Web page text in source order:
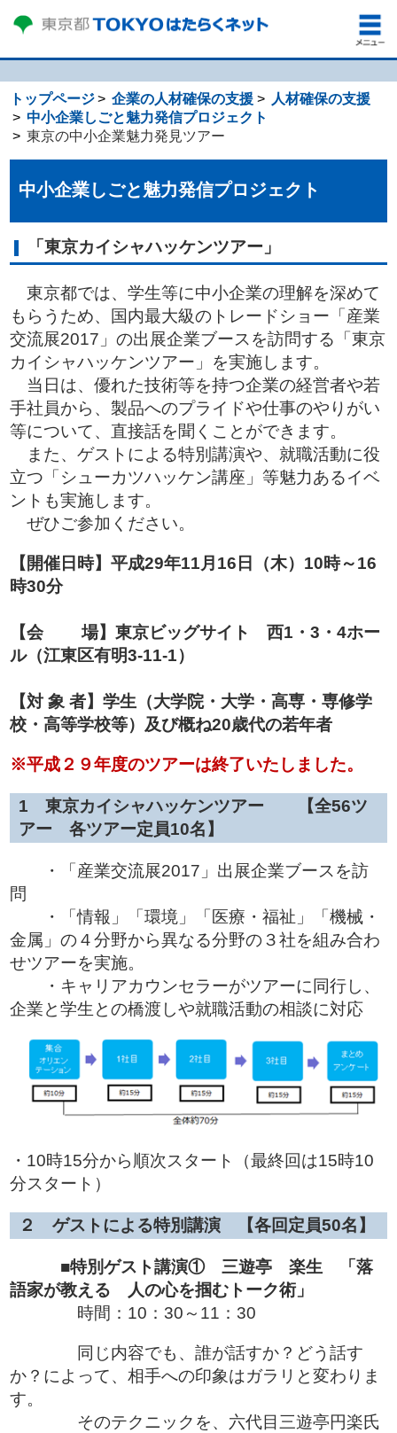
トップページ 企業の人材確保の支援
人材確保の支援
中小企業しごと魅力発信プロジェクト
東京の中小企業魅力発見ツアー
中小企業しごと魅力発信プロジェクト
「東京カイシャハッケンツアー」
東京都では、学生等に中小企業の理解を深めて
もらうため、国内最大級のトレードショー「産業
交流展2017」の出展企業ブースを訪問する「東京
カイシャハッケンツアー」を実施します。
当日は、優れた技術等を持つ企業の経営者や若
手社員から、製品へのプライドや仕事のやりがい
等について、直接話を聞くことができます。
また、ゲストによる特別講演や、就職活動に役
立つ「シューカツハッケン講座」等魅力あるイベ
ントも実施します。
ぜひご参加ください。
【開催日時】平成29年11月16日（木）10時～16
時30分
【会 場】東京ビッグサイト 西1・3・4ホー
ル（江東区有明3-11-1）
【対 象 者】学生（大学院・大学・高専・専修学
校・高等学校等）及び概ね20歳代の若年者
※平成２９年度のツアーは終了いたしました。
1 東京カイシャハッケンツアー 【全56ツ
アー 各ツアー定員10名】
・「産業交流展2017」出展企業ブースを訪
問
・「情報」「環境」「医療・福祉」「機械・
金属」の４分野から異なる分野の３社を組み合わ
せツアーを実施。
・キャリアカウンセラーがツアーに同行し、
企業と学生との橋渡しや就職活動の相談に対応
・10時15分から順次スタート（最終回は15時10
分スタート）
２ ゲストによる特別講演 【各回定員50名】
■特別ゲスト講演① 三遊亭 楽生 「落
語家が教える 人の心を掴むトーク術」
時間：10：30～11：30
同じ内容でも、誰が話すか？どう話す
か？によって、相手への印象はガラリと変わりま
す。
そのテクニックを、六代目三遊亭円楽氏